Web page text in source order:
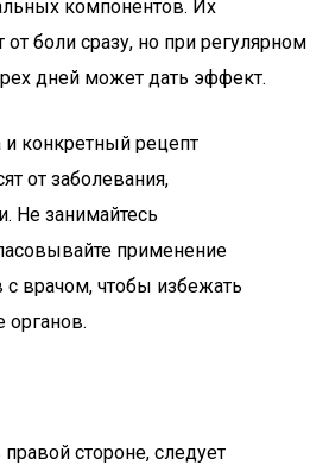
компонентов. Их
боли сразу, но при регулярном
дней может дать эффект.
конкретный рецепт
от заболевания,
Не занимайтесь
применение
врачом, чтобы избежать
органов.
стороне, следует